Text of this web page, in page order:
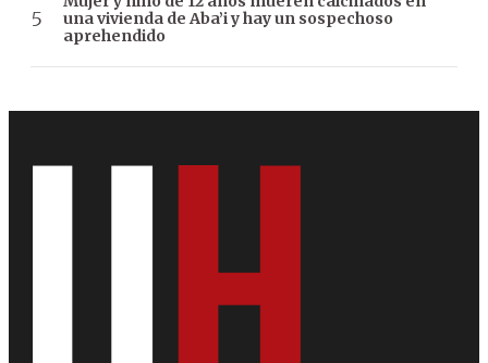
una vivienda de Aba’i y hay un sospechoso
aprehendido